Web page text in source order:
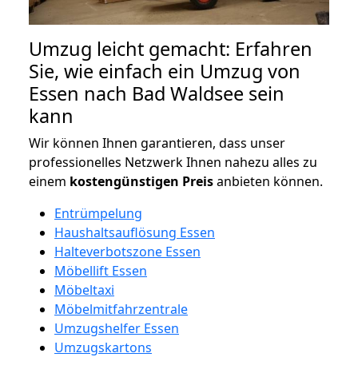
Umzug leicht gemacht: Erfahren
Sie, wie einfach ein Umzug von
Essen nach Bad Waldsee sein
kann
Wir können Ihnen garantieren, dass unser
professionelles Netzwerk Ihnen nahezu alles zu
einem kostengünstigen Preisanbieten können.
Entrümpelung
Haushaltsauflösung Essen
Halteverbotszone Essen
Möbellift Essen
Möbeltaxi
Möbelmitfahrzentrale
Umzugshelfer Essen
Umzugskartons